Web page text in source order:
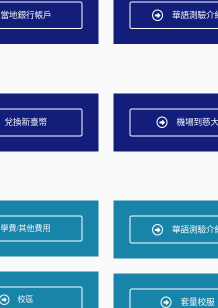
當地銀行帳戶 華語測驗介
兌換新臺幣 機場到慈
學費/其他費用
校區
華語測驗介
套量校服